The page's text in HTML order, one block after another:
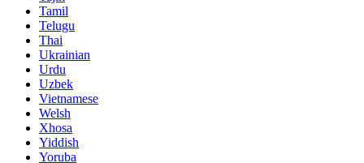
Tamil
Telugu
Thai
Ukrainian
Urdu
Uzbek
Vietnamese
Welsh
Xhosa
Yiddish
Yoruba